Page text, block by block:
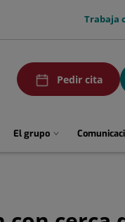
menuTop
Trabaja
menuPedirCita
Pedir cita
El grupo